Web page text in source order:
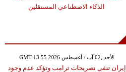
الذكاء الاصطناعي المستقلين
GMT 13:55 2026 الأحد ,02 آب / أغسطس
إيران تنفي تصريحات ترامب وتؤكد عدم وجود